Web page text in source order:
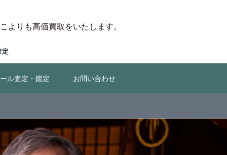
よりも高価買取をいたします。
定
ル査定・鑑定 お問い合わせ